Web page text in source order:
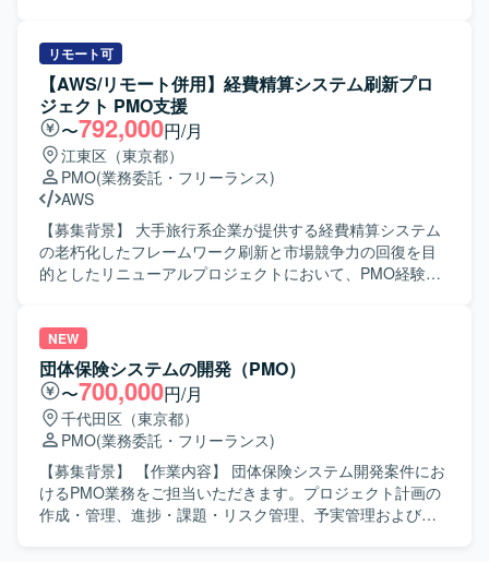
上流工程の経験を積むことができます。 【開発環境】
MDMやデータマネジメントに関する各種ツールやドキュメ
ントを活用しながら、業務・IT横断でプロジェクトを推進
していただきます。
だきます。組立またはプロセス製造業におけるサプライチ
ェーン計画(PSI)業務を踏まえ、要件整理や計画プロセスの
高度化に向けた支援を実施いただきます。プロジェクトの
推進や関係者との調整を通じて、計画業務の高度化を図っ
ていただきます。 【求める人物像】 生産管理または生産計
画に関する深い業務理解をお持ちで、自ら主体的にプロジ
ェクトを推進いただける方を求めています。関係者と円滑
にコミュニケーションを取りながら、課題を整理し解決に
導ける方にご参画いただきたいです。 【ポジションの魅
力】 製造業のサプライチェーン計画領域において、最新の
計画ソリューションを活用しながら、意思決定高度化に直
積んでいただけます。 【開発環境】 SAP IBPおよびサプラ
イチェーン計画関連ツールを用いた環境で作業していただ
きます。
リモート可
【AWS/リモート併用】経費精算システム刷新プロ
ジェクト PMO支援
〜792,000円/月
江東区（東京都）
PMO(業務委託・フリーランス)
AWS
【募集背景】 大手旅行系企業が提供する経費精算システム
の老朽化したフレームワーク刷新と市場競争力の回復を目
的としたリニューアルプロジェクトにおいて、PMO経験者
内容】 要件定義の妥当性を確認し、業務要件および非機能
要件の整理を支援していただきます。プロジェクト全体の
進行管理やスケジュールの妥当性確認を行い、ベンダーコ
ントロールを実施していただきます。開発工程からテスト
工程までの推進支援を行い、完成後の移行計画策定を支援
していただきます。また、先方PMO担当者へのPMO業務の
伴走および育成支援も担っていただきます。 【求める人物
像】 業務要件と非機能要件の双方を理解し、スケジュール
や体制、開発規模の妥当性を判断できる方を求めていま
NEW
団体保険システムの開発（PMO）
〜700,000円/月
千代田区（東京都）
PMO(業務委託・フリーランス)
【募集背景】 【作業内容】 団体保険システム開発案件にお
けるPMO業務をご担当いただきます。プロジェクト計画の
作成・管理、進捗・課題・リスク管理、予実管理および報